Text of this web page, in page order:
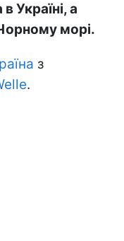
Україні, а
морі.
з
.